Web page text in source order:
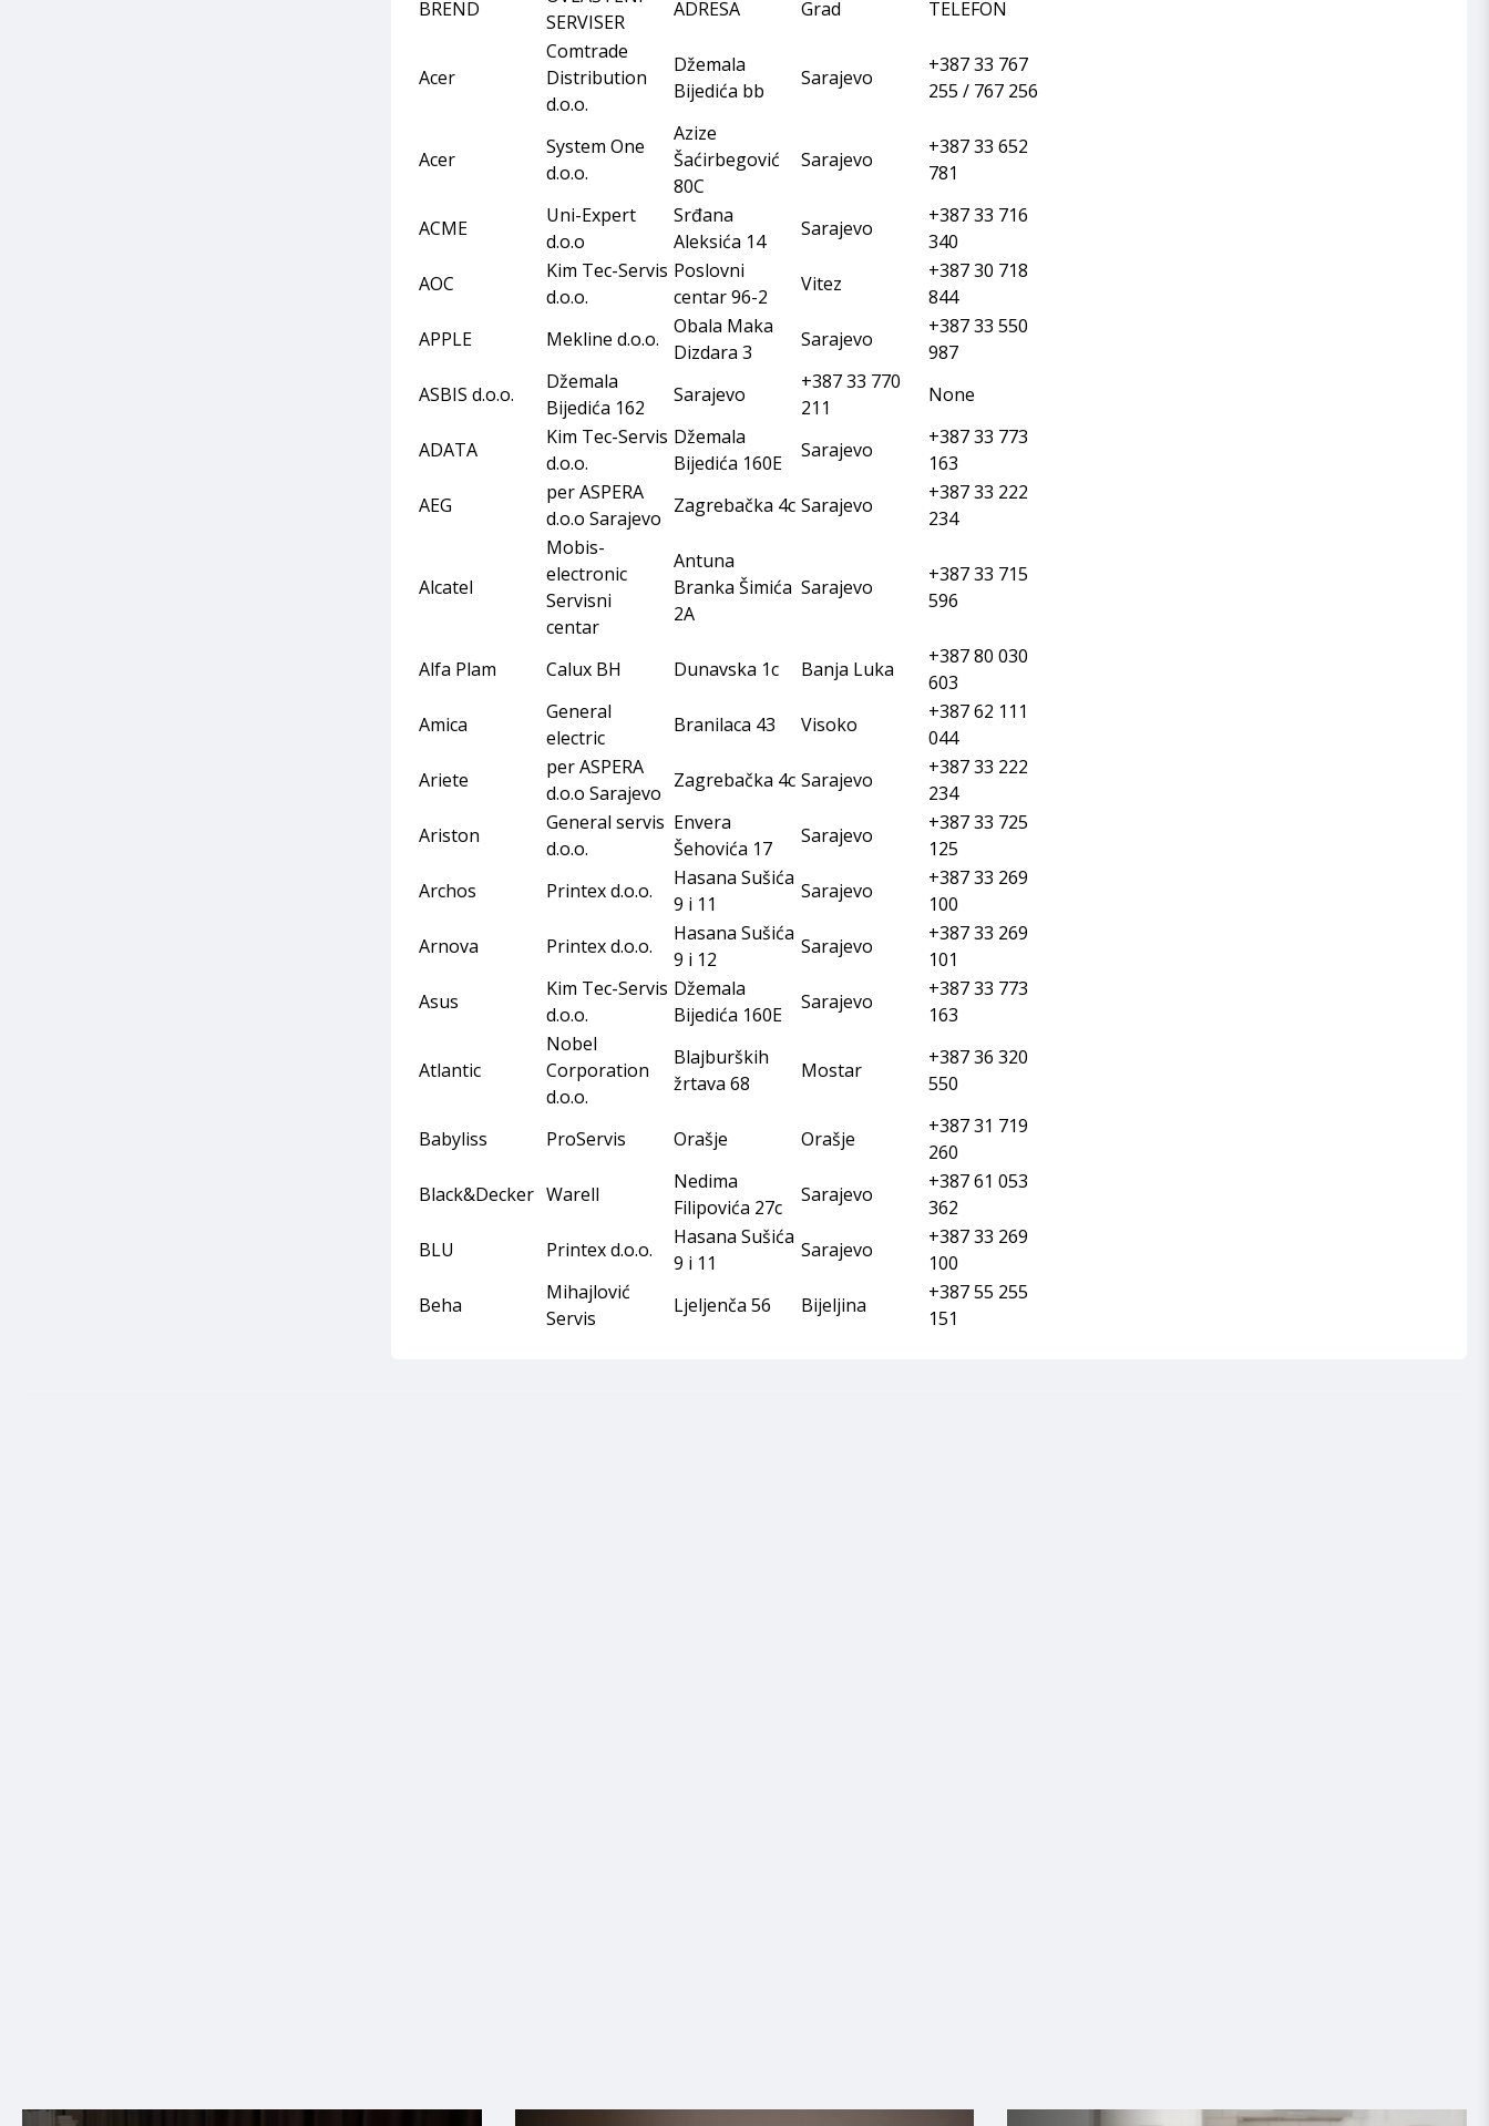
BREND
SERVISER
ADRESA Grad TELEFON
Acer
Comtrade
Distribution
d.o.o.
Džemala
Bijedića bb
Sarajevo
+387 33 767
255 / 767 256
Acer
System One
d.o.o.
Azize
Šaćirbegović
80C
Sarajevo
+387 33 652
781
ACME
Uni-Expert
d.o.o
Srđana
Aleksića 14
Sarajevo
+387 33 716
340
AOC
Kim Tec-Servis
d.o.o.
Poslovni
centar 96-2
Vitez
+387 30 718
844
APPLE
Mekline d.o.o.
Obala Maka
Dizdara 3
Sarajevo
+387 33 550
987
ASBIS d.o.o.
Džemala
Bijedića 162
Sarajevo
+387 33 770
211
None
ADATA
Kim Tec-Servis
d.o.o.
Džemala
Bijedića 160E
Sarajevo
+387 33 773
163
AEG
per ASPERA
d.o.o Sarajevo
Zagrebačka 4c Sarajevo
+387 33 222
234
Alcatel
Mobis-
electronic
Servisni
centar
Antuna
Branka Šimića
2A
Sarajevo
+387 33 715
596
Alfa Plam Calux BH Dunavska 1c Banja Luka
+387 80 030
603
Amica
General
electric
Branilaca 43 Visoko
+387 62 111
044
Ariete
per ASPERA
d.o.o Sarajevo
Zagrebačka 4c Sarajevo
+387 33 222
234
Ariston
General servis
d.o.o.
Envera
Šehovića 17
Sarajevo
+387 33 725
125
Archos
Printex d.o.o.
Hasana Sušića
9 i 11
Sarajevo
+387 33 269
100
Arnova
Printex d.o.o.
Hasana Sušića
9 i 12
Sarajevo
+387 33 269
101
Asus
Kim Tec-Servis
d.o.o.
Džemala
Bijedića 160E
Sarajevo
+387 33 773
163
Atlantic
Nobel
Corporation
d.o.o.
Blajburških
žrtava 68
Mostar
+387 36 320
550
Babyliss ProServis Orašje Orašje
+387 31 719
260
Black&Decker Warell
Nedima
Filipovića 27c
Sarajevo
+387 61 053
362
BLU
Printex d.o.o.
Hasana Sušića
9 i 11
Sarajevo
+387 33 269
100
Beha
Mihajlović
Servis
Ljeljenča 56 Bijeljina
+387 55 255
151